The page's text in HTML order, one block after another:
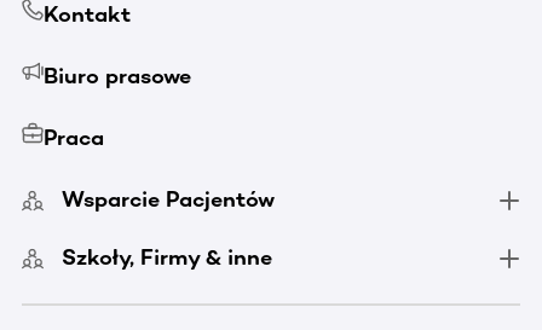
Kontakt
Biuro prasowe
Praca
Wsparcie Pacjentów
Szkoły, Firmy & inne